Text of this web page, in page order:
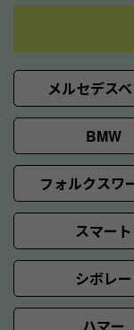
メルセデス
BMW
フォルクスワ
スマート
シボレー
ハマー